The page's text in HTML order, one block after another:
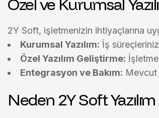
Özel ve Kurumsal
2Y Soft, işletmenizin ihtiyaçlarına
Kurumsal Yazılım: İş
Özel Yazılım Geliştirme:
Entegrasyon ve Bakım: Mevcut
Neden 2Y Soft